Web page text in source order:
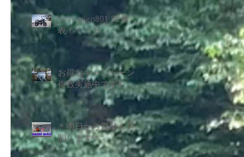
Svartpilen801 SE発
表！！☆彡
お得なキャンペーン
複数実施中です‼
＊明日から営業を再
開します＊